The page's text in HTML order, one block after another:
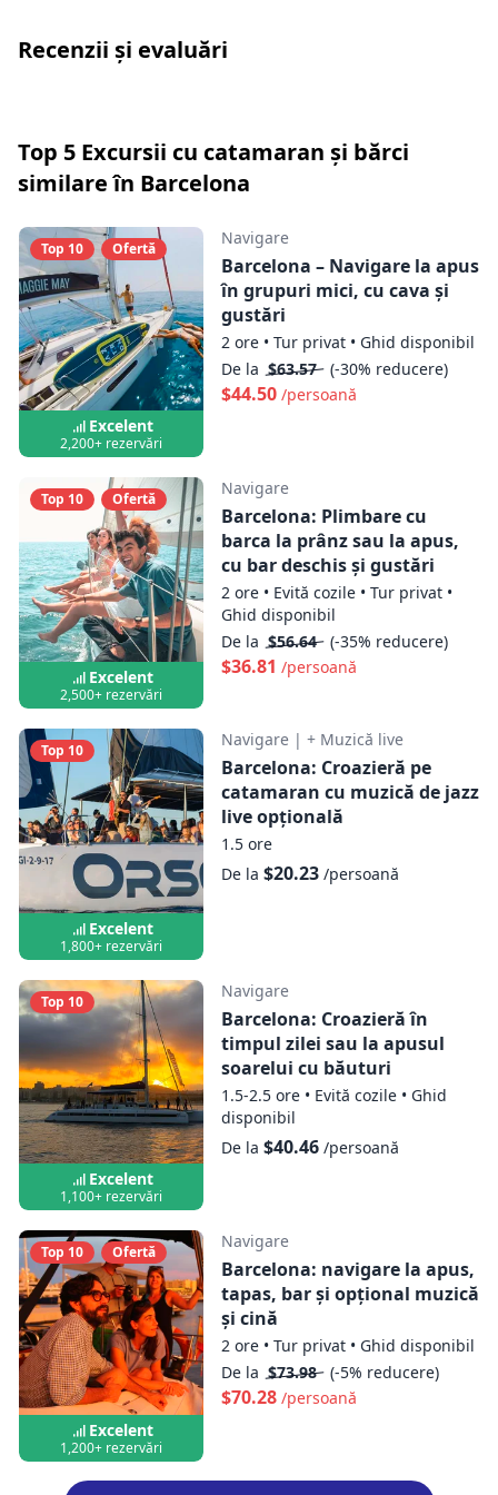
Barca privată
Recenzii și evaluări
Top 5 Excursii cu catamaran și bărci
similare în Barcelona
Top 10 Ofertă
Excelent
2,200+ rezervări
Navigare
Barcelona – Navigare la apus
în grupuri mici, cu cava și
gustări
2 ore • Tur privat • Ghid disponibil
De la $63.57 (-30% reducere)
$44.50/persoană
Top 10 Ofertă
Excelent
2,500+ rezervări
Navigare
Barcelona: Plimbare cu
barca la prânz sau la apus,
cu bar deschis și gustări
2 ore • Evită cozile • Tur privat •
Ghid disponibil
De la $56.64 (-35% reducere)
$36.81 /persoană
Top 10
Excelent
1,800+ rezervări
Navigare | + Muzică live
Barcelona: Croazieră pe
catamaran cu muzică de jazz
live opțională
1.5 ore
De la $20.23/persoană
Top 10
Excelent
1,100+ rezervări
Navigare
Barcelona: Croazieră în
timpul zilei sau la apusul
soarelui cu băuturi
1.5-2.5 ore • Evită cozile • Ghid
disponibil
De la $40.46/persoană
Top 10 Ofertă
Excelent
1,200+ rezervări
Navigare
Barcelona: navigare la apus,
tapas, bar și opțional muzică
și cină
2 ore • Tur privat • Ghid disponibil
De la $73.98 (-5% reducere)
$70.28/persoană